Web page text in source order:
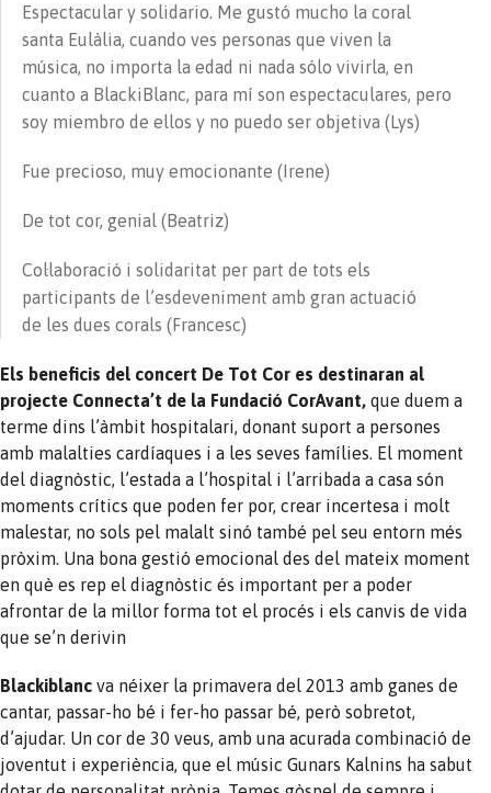
Espectacular y solidario. Me gustó mucho la coral
santa Eulàlia, cuando ves personas que viven la
música, no importa la edad ni nada sólo vivirla, en
cuanto a BlackiBlanc, para mí son espectaculares, pero
soy miembro de ellos y no puedo ser objetiva (Lys)
Fue precioso, muy emocionante (Irene)
De tot cor, genial (Beatriz)
Col·laboració i solidaritat per part de tots els
participants de l’esdeveniment amb gran actuació
de les dues corals (Francesc)
Els beneficis del concert De Tot Cor es destinaran al
projecte Connecta’t de la Fundació CorAvant, que duem a
terme dins l’àmbit hospitalari, donant suport a persones
amb malalties cardíaques i a les seves famílies. El moment
del diagnòstic, l’estada a l’hospital i l’arribada a casa són
moments crítics que poden fer por, crear incertesa i molt
malestar, no sols pel malalt sinó també pel seu entorn més
pròxim. Una bona gestió emocional des del mateix moment
en què es rep el diagnòstic és important per a poder
afrontar de la millor forma tot el procés i els canvis de vida
que se’n derivin
Blackiblanc va néixer la primavera del 2013 amb ganes de
cantar, passar-ho bé i fer-ho passar bé, però sobretot,
d’ajudar. Un cor de 30 veus, amb una acurada combinació de
joventut i experiència, que el músic Gunars Kalnins ha sabut